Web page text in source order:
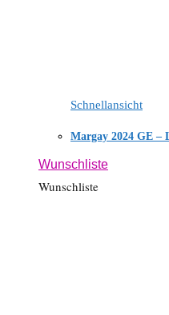
Schnellansicht
Margay 2024 GE –
Wunschliste
Wunschliste